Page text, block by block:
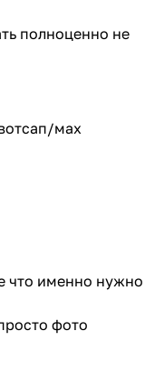
полноценно не
мах
что именно нужно
фото